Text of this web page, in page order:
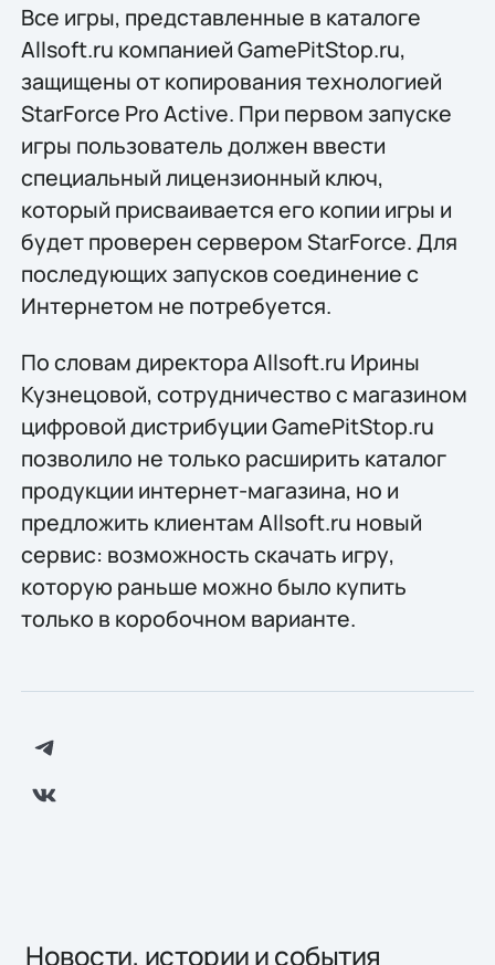
Все игры, представленные в каталоге
Allsoft.ru компанией GamePitStop.ru,
защищены от копирования технологией
StarForce Pro Active. При первом запуске
игры пользователь должен ввести
специальный лицензионный ключ,
который присваивается его копии игры и
будет проверен сервером StarForce. Для
последующих запусков соединение с
Интернетом не потребуется.
По словам директора Allsoft.ru Ирины
Кузнецовой, сотрудничество с магазином
цифровой дистрибуции GamePitStop.ru
позволило не только расширить каталог
продукции интернет-магазина, но и
предложить клиентам Allsoft.ru новый
сервис: возможность скачать игру,
которую раньше можно было купить
только в коробочном варианте.
Новости, истории и события